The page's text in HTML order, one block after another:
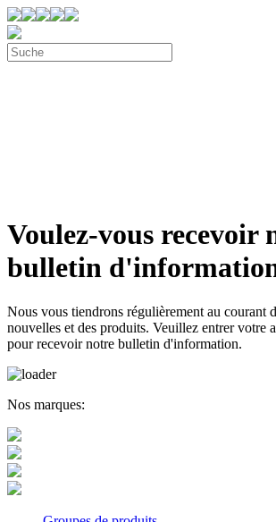
Voulez-vous recevoir
bulletin
Nous vous tiendrons régulièrement au courant
nouvelles et des produits. Veuillez entrer votre
pour recevoir notre bulletin d'information.
Nos marques: